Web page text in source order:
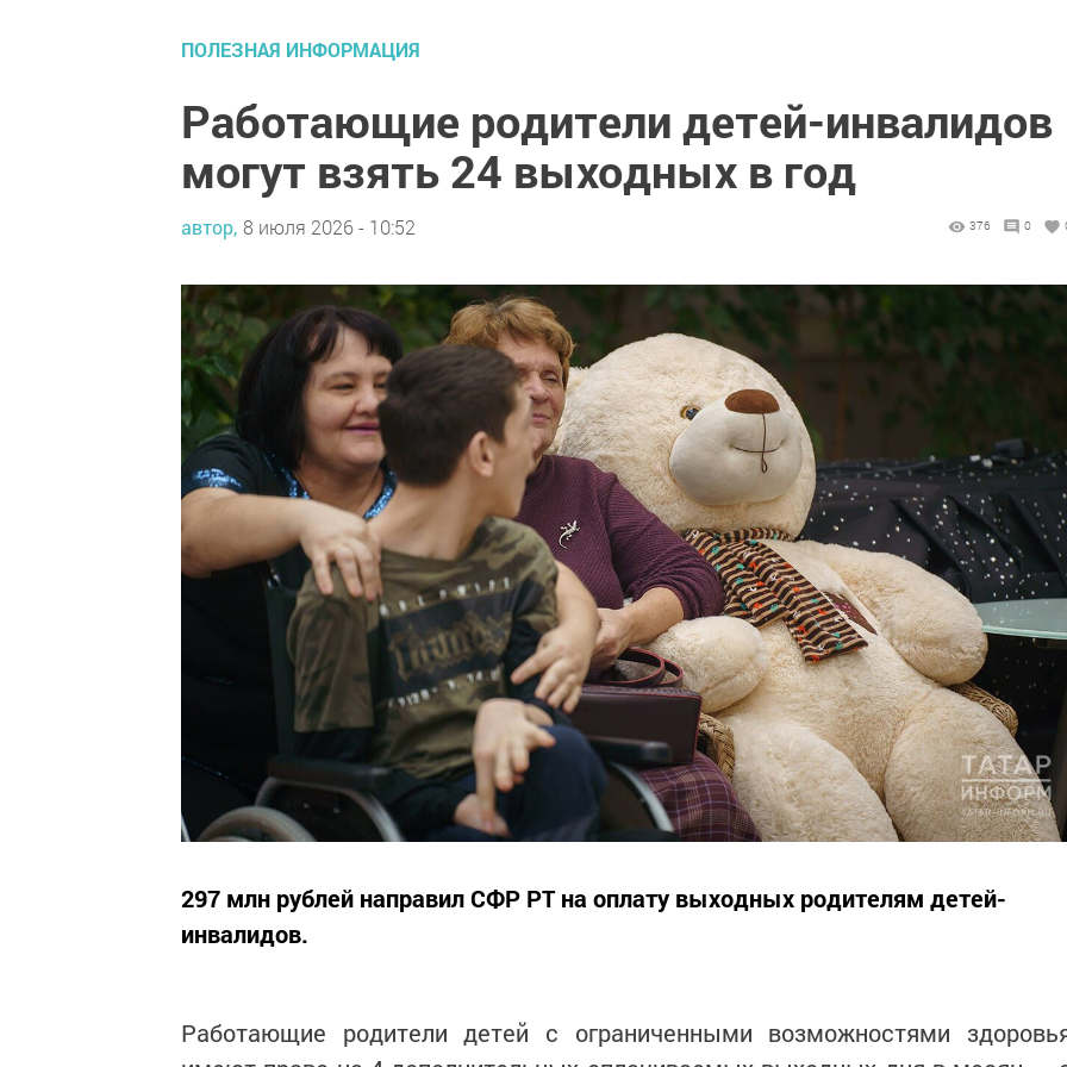
ПОЛЕЗНАЯ ИНФОРМАЦИЯ
Работающие родители детей-инвалидов
могут взять 24 выходных в год
автор, 8 июля 2026 - 10:52 376 0
297 млн рублей направил СФР РТ на оплату выходных родителям детей-
инвалидов.
Работающие родители детей с ограниченными возможностями